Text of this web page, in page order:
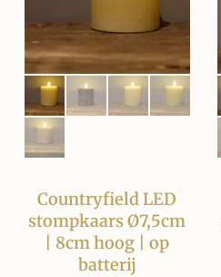
Countryfield LED
stompkaars Ø7,5cm
| 8cm hoog | op
batterij